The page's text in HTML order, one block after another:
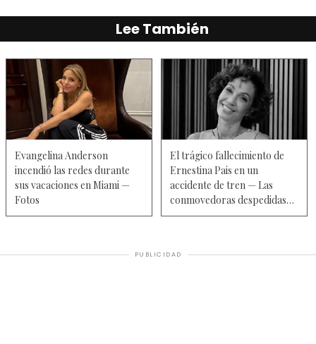
Lee También
Evangelina Anderson
incendió las redes durante
sus vacaciones en Miami —
Fotos
El trágico fallecimiento de
Ernestina Pais en un
accidente de tren — Las
conmovedoras despedidas
de su hijo Benicio y su ex
PUBLICIDAD